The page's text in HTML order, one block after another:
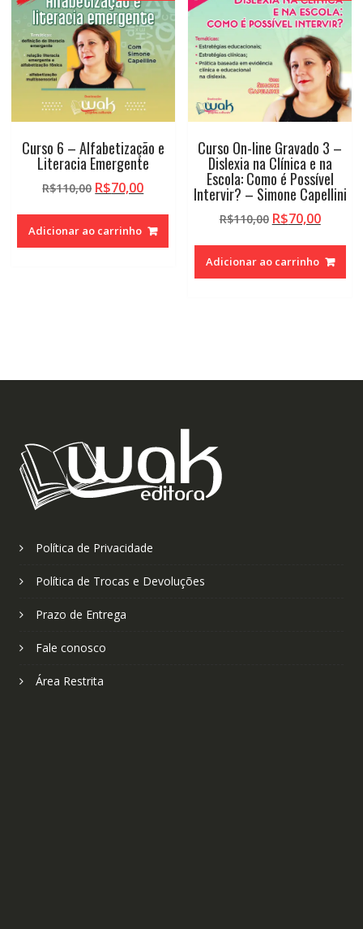
Curso 6 – Alfabetização e
Literacia Emergente
R$110,00 O
original
era:
R$70,00O
atual
é:
Adicionar ao carrinho
Curso On-line Gravado 3 –
Dislexia na Clínica e na
Escola: Como é Possível
Intervir? – Simone Capellini
R$110,00 O
original
era:
R$70,00O
atual
é:
Adicionar ao carrinho
Política de Privacidade
Política de Trocas e Devoluções
Prazo de Entrega
Fale conosco
Área Restrita